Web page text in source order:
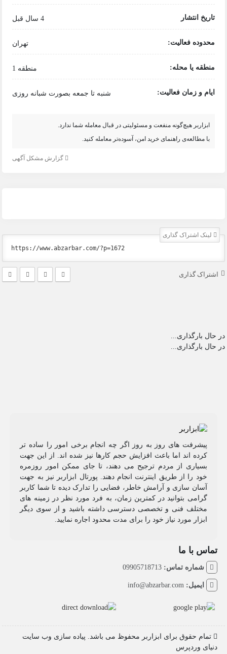
تاریخ انتشار 4 سال قبل
محدوده فعالیت: تهران
منطقه یا محله: منطقه 1
ایام و زمان فعالیت: شنبه تا جمعه بصورت شبانه روزی
ابزاربر هیچ‌گونه منفعت و مسئولیتی در قبال معامله شما ندارد.
با مطالعه‌ی راهنمای خرید امن، آسوده‌تر معامله کنید.
گزارش مشکل آگهی
لینک اشتراک گذاری
اشتراک گذاری
در حال بارگذاری...
در حال بارگذاری...
پیشرفت های روز به روز اگر چه انجام برخی امور را ساده تر
کرده اند اما باعث افزایش حجم کارها نیز شده اند. از این جهت
بسیاری از مردم ترجیح می دهند، تا جای ممکن امور روزمره
خود را از طریق اینترنت انجام دهند. پورتال ابزاربر نیز به جهت
آسان سازی و آرامش خاطر، فضایی را تدارک دیده تا شما کاربر
گرامی بتوانید در کمترین زمان، به فرد مورد نظر در زمینه های
مختلف فنی و تخصصی دسترسی داشته باشید و از سوی دیگر
ابزار مورد نیاز خود را برای مدت محدود اجاره نمایید.
تماس با ما
شماره تماس:09905718713
ایمیل:info@abzarbar.com
تمام حقوق برای ابزاربر محفوظ می باشد. پیاده سازی وب سایت
دنیای وردپرس